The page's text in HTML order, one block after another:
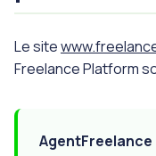
Le site
Freelance Platform
AgentFreelance